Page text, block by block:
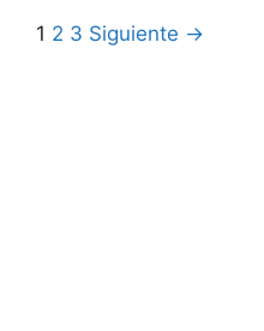
1 2 3 Siguiente →